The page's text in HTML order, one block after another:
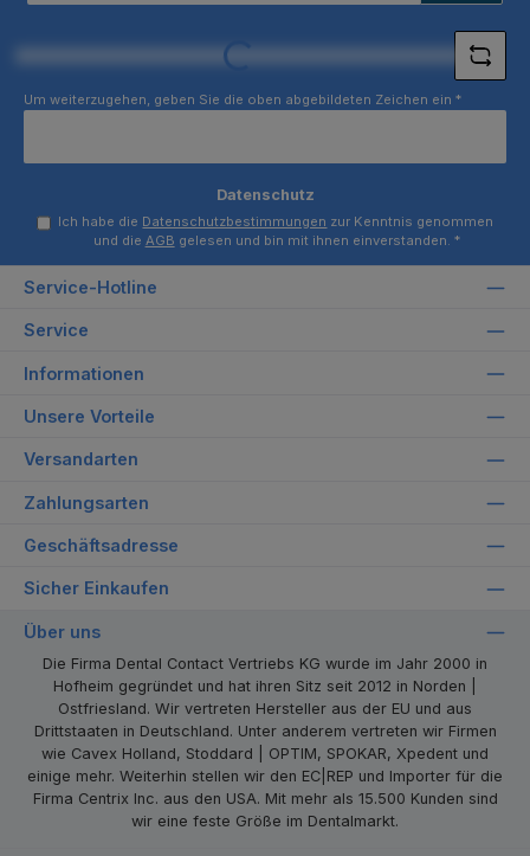
Loading...
Um weiterzugehen, geben Sie die oben abgebildeten Zeichen ein *
Datenschutz
Ich habe die Datenschutzbestimmungen zur Kenntnis genommen
und die AGB gelesen und bin mit ihnen einverstanden. *
Service-Hotline
Service
Informationen
Unsere Vorteile
Versandarten
Zahlungsarten
Geschäftsadresse
Sicher Einkaufen
Über uns
Die Firma Dental Contact Vertriebs KG wurde im Jahr 2000 in
Hofheim gegründet und hat ihren Sitz seit 2012 in Norden |
Ostfriesland. Wir vertreten Hersteller aus der EU und aus
Drittstaaten in Deutschland. Unter anderem vertreten wir Firmen
wie Cavex Holland, Stoddard | OPTIM, SPOKAR, Xpedent und
einige mehr. Weiterhin stellen wir den EC|REP und Importer für die
Firma Centrix Inc. aus den USA. Mit mehr als 15.500 Kunden sind
wir eine feste Größe im Dentalmarkt.